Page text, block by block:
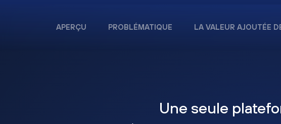
APERÇU PROBLÉMATIQUE LA VALEUR AJOUTÉE
Une seule